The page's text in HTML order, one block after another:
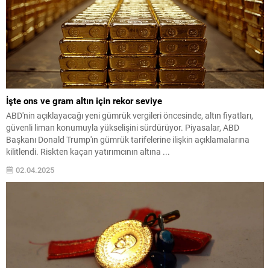
İşte ons ve gram altın için rekor seviye
ABD'nin açıklayacağı yeni gümrük vergileri öncesinde, altın fiyatları,
güvenli liman konumuyla yükselişini sürdürüyor. Piyasalar, ABD
Başkanı Donald Trump'ın gümrük tarifelerine ilişkin açıklamalarına
kilitlendi. Riskten kaçan yatırımcının altına ...
02.04.2025